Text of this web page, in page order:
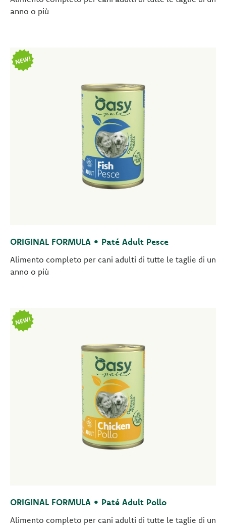
anno o più
ORIGINAL FORMULA • Paté Adult Pesce
Alimento completo per cani adulti di tutte le taglie di un
anno o più
ORIGINAL FORMULA • Paté Adult Pollo
Alimento completo per cani adulti di tutte le taglie di un